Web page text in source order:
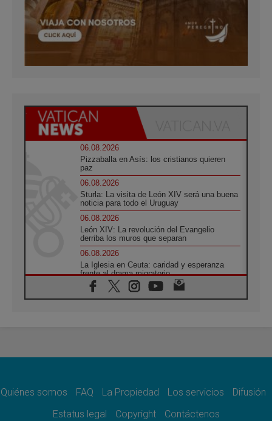
06.08.2026
Pizzaballa en Asís: los cristianos quieren
paz
06.08.2026
Sturla: La visita de León XIV será una buena
noticia para todo el Uruguay
06.08.2026
León XIV: La revolución del Evangelio
derriba los muros que separan
06.08.2026
La Iglesia en Ceuta: caridad y esperanza
frente al drama migratorio
06.08.2026
La visita del Papa a Perú será un tiempo de
06.08.2026
05.08.2026
sociedad necesita el mensaje del Evangelio
Quiénes somos FAQ La Propiedad Los servicios
Difusión
Estatus legal
Copyright Contáctenos